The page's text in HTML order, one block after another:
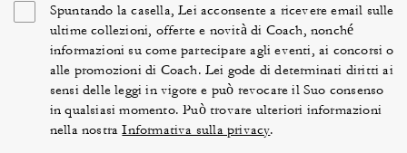
Spuntando la casella, Lei acconsente a ricevere email sulle
ultime collezioni, offerte e novità di Coach, nonché
informazioni su come partecipare agli eventi, ai concorsi o
alle promozioni di Coach. Lei gode di determinati diritti ai
sensi delle leggi in vigore e può revocare il Suo consenso
in qualsiasi momento. Può trovare ulteriori informazioni
nella nostraInformativa sulla privacy.